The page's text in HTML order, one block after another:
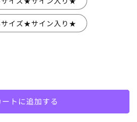
イズ★サイン入り★
ートに追加する